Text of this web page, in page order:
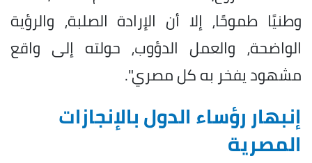
وطنيًا طموحًا، إلا أن الإرادة الصلبة، والرؤية
الواضحة، والعمل الدؤوب، حولته إلى واقع
مشهود يفخر به كل مصري".
إنبهار رؤساء الدول بالإنجازات
المصرية